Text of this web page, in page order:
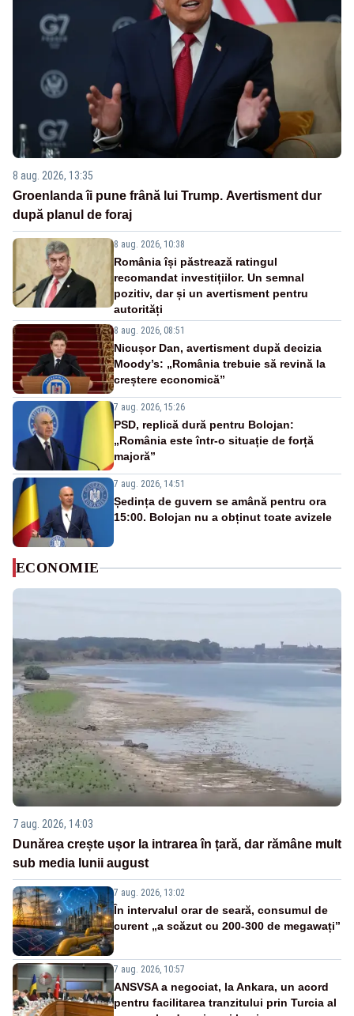
8 aug. 2026, 13:35
Groenlanda îi pune frână lui Trump. Avertisment dur
după planul de foraj
8 aug. 2026, 10:38
România își păstrează ratingul
recomandat investițiilor. Un semnal
pozitiv, dar și un avertisment pentru
autorități
8 aug. 2026, 08:51
Nicușor Dan, avertisment după decizia
Moody’s: „România trebuie să revină la
creștere economică”
7 aug. 2026, 15:26
PSD, replică dură pentru Bolojan:
„România este într-o situație de forță
majoră”
7 aug. 2026, 14:51
Ședința de guvern se amână pentru ora
15:00. Bolojan nu a obținut toate avizele
ECONOMIE
7 aug. 2026, 14:03
Dunărea crește ușor la intrarea în țară, dar rămâne mult
sub media lunii august
7 aug. 2026, 13:02
În intervalul orar de seară, consumul de
curent „a scăzut cu 200-300 de megawați”
7 aug. 2026, 10:57
ANSVSA a negociat, la Ankara, un acord
pentru facilitarea tranzitului prin Turcia al